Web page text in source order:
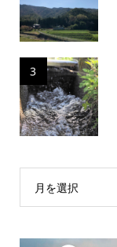
3
月を選択